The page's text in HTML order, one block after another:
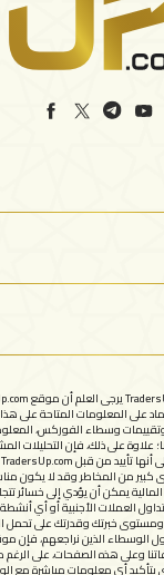
على المعلومات المتاحة على
وتقييمات وسطاء الفوركس،
علاوة على ذلك، فإن التحليلات
من المخاطر وقد لا يكون
يمكن أن يؤدي إلى خسائر
العملات الأجنبية أو أي
خبرتك وقدرتك على تحمل
الوسطاء الذين نراجعهم، فإن
وعلى هذه الصفحات، على الرغم
بتأكيد أي معلومات مباشرة مع